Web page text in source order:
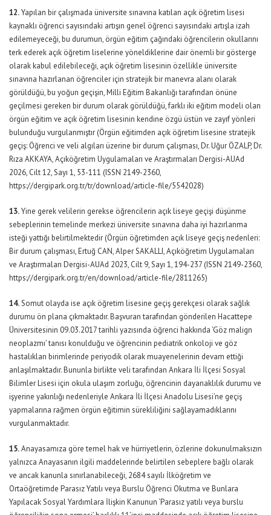
12.Yapılan bir çalışmada üniversite sınavına katılan açık öğretim lisesi
kaynaklı öğrenci sayısındaki artışın genel öğrenci sayısındaki artışla izah
edilemeyeceği, bu durumun, örgün eğitim çağındaki öğrencilerin okullarını
terk ederek açık öğretim liselerine yöneldiklerine dair önemli bir gösterge
olarak kabul edilebileceği, açık öğretim lisesinin özellikle üniversite
sınavına hazırlanan öğrenciler için stratejik bir manevra alanı olarak
görüldüğü, bu yoğun geçişin, Milli Eğitim Bakanlığı tarafından önüne
geçilmesi gereken bir durum olarak görüldüğü, farklı iki eğitim modeli olan
örgün eğitim ve açık öğretim lisesinin kendine özgü üstün ve zayıf yönleri
bulunduğu vurgulanmıştır (Örgün eğitimden açık öğretim lisesine stratejik
geçiş: Öğrenci ve veli algıları üzerine bir durum çalışması, Dr. Uğur ÖZALP, Dr.
Rıza AKKAYA, Açıköğretim Uygulamaları ve Araştırmaları Dergisi-AUAd
2026, Cilt 12, Sayı 1, 53-111 (ISSN 2149-2360,
https://dergipark.org.tr/tr/download/article-file/5542028)
13.Yine gerek velilerin gerekse öğrencilerin açık liseye geçişi düşünme
sebeplerinin temelinde merkezi üniversite sınavına daha iyi hazırlanma
isteği yattığı belirtilmektedir (Örgün öğretimden açık liseye geçiş nedenleri:
Bir durum çalışması, Ertuğ CAN, Alper SAKALLI, Açıköğretim Uygulamaları
ve Araştırmaları Dergisi-AUAd 2023, Cilt 9, Sayı 1, 194-237 (ISSN 2149-2360,
https://dergipark.org.tr/en/download/article-file/2811265)
14.Somut olayda ise açık öğretim lisesine geçiş gerekçesi olarak sağlık
durumu ön plana çıkmaktadır. Başvuran tarafından gönderilen Hacattepe
Üniversitesinin 09.03.2017 tarihli yazısında öğrenci hakkında ‘Göz malign
neoplazmı’ tanısı konulduğu ve öğrencinin pediatrik onkoloji ve göz
hastalıkları birimlerinde periyodik olarak muayenelerinin devam ettiği
anlaşılmaktadır. Bununla birlikte veli tarafından Ankara İli İlçesi Sosyal
Bilimler Lisesi için okula ulaşım zorluğu, öğrencinin dayanaklılık durumu ve
işyerine yakınlığı nedenleriyle Ankara İli İlçesi Anadolu Lisesi’ne geçiş
yapmalarına rağmen örgün eğitimin sürekliliğini sağlayamadıklarını
vurgulanmaktadır.
15.Anayasamıza göre temel hak ve hürriyetlerin, özlerine dokunulmaksızın
yalnızca Anayasanın ilgili maddelerinde belirtilen sebeplere bağlı olarak
ve ancak kanunla sınırlanabileceği, 2684 sayılı İlköğretim ve
Ortaöğretimde Parasız Yatılı veya Burslu Öğrenci Okutma ve Bunlara
Yapılacak Sosyal Yardımlara İlişkin Kanunun ‘Parasız yatılı veya burslu